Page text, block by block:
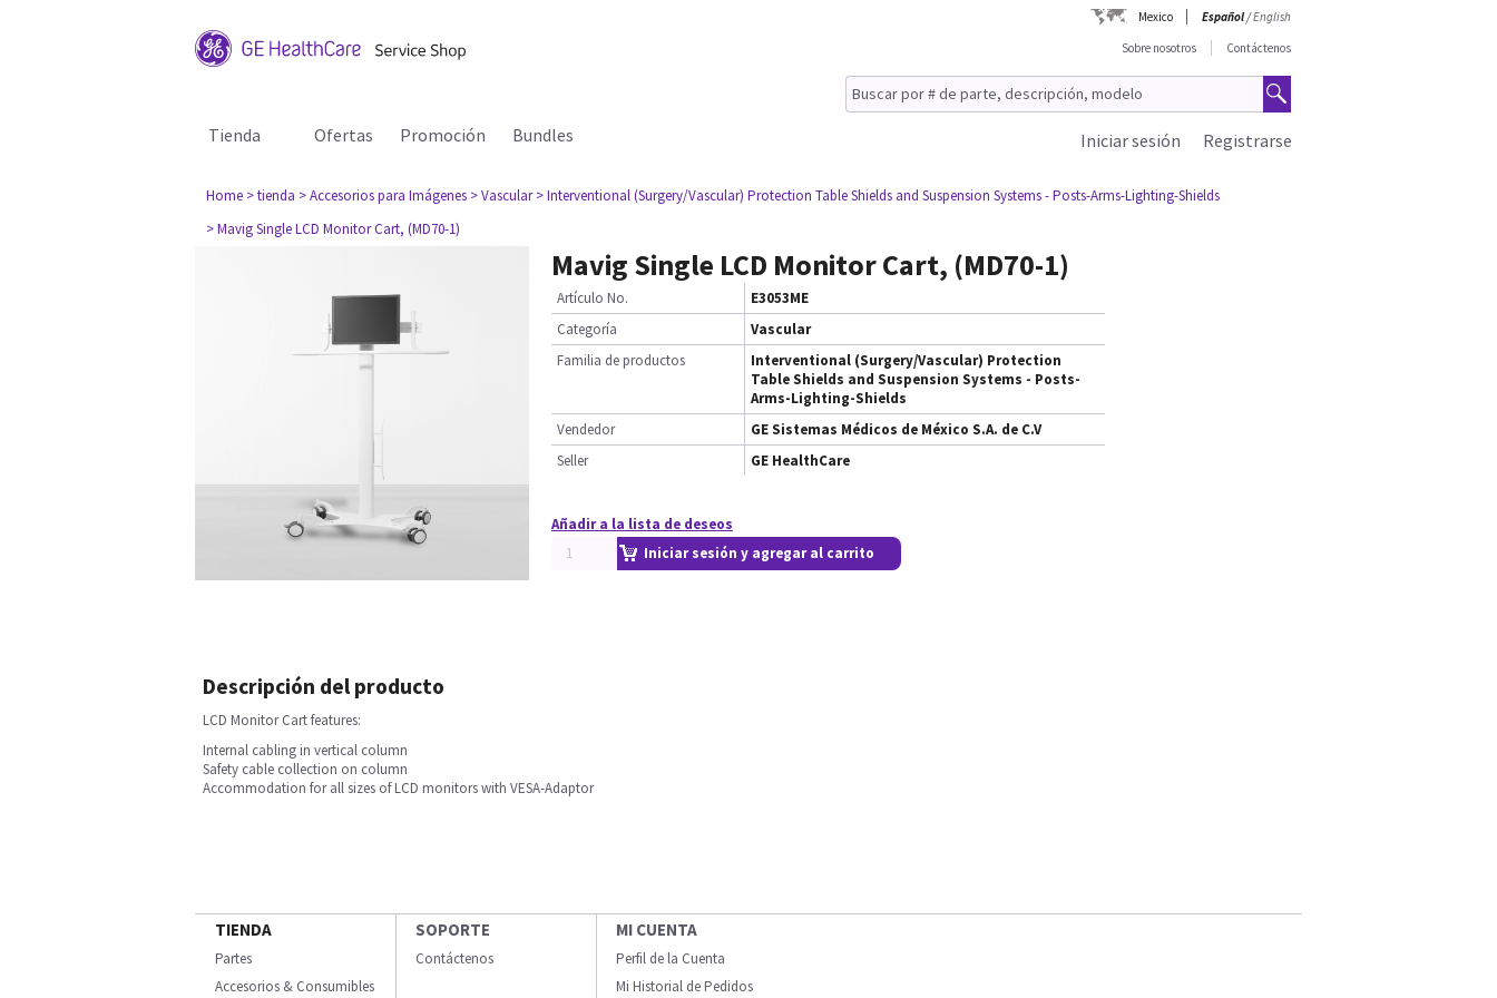
Mexico Español/English
Sobre nosotros
Contáctenos
Tienda Ofertas Promoción Bundles Registrarse
Iniciar sesión
Home > tienda > Accesorios para Imágenes > Vascular > Interventional (Surgery/Vascular) Protection Table Shields and Suspension Systems - Posts-Arms-Lighting-Shields
> Mavig Single LCD Monitor Cart, (MD70-1)
Mavig Single LCD Monitor Cart, (MD70-1)
Artículo No.
E3053ME
Categoría
Vascular
Familia de productos
Interventional (Surgery/Vascular) Protection
Table Shields and Suspension Systems - Posts-
Arms-Lighting-Shields
Vendedor
GE Sistemas Médicos de México S.A. de C.V
Seller
GE HealthCare
Añadir a la lista de deseos
Iniciar sesión y agregar al carrito
Descripción del producto
LCD Monitor Cart features:
Internal cabling in vertical column
Safety cable collection on column
Accommodation for all sizes of LCD monitors with VESA-Adaptor
TIENDA
Partes
Accesorios & Consumibles
SOPORTE
Contáctenos
MI CUENTA
Perfil de la Cuenta
Mi Historial de Pedidos